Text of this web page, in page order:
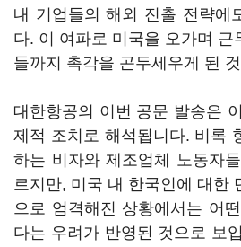
내 기업들의 해외 진출 전략에
다. 이 여파로 미국을 오가며 근
들까지 촉각을 곤두세우게 된
대한항공의 이번 공문 발송은
제적 조치로 해석됩니다. 비록
하는 비자와 제조업체 노동자
르지만, 미국 내 한국인에 대한
으로 엄격해진 상황에서는 어
다는 우려가 반영된 것으로 보